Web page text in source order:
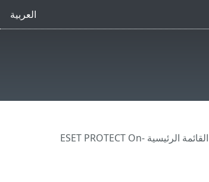
العربية
القائمة الرئيسية ESET PROTECT On-